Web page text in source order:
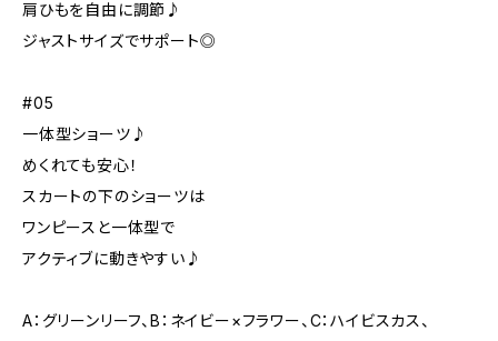
肩ひもを自由に調節♪
ジャストサイズでサポート◎
#05
一体型ショーツ♪
めくれても安心！
スカートの下のショーツは
ワンピースと一体型で
アクティブに動きやすい♪
A：グリーンリーフ、B：ネイビー×フラワー、C：ハイビスカス、